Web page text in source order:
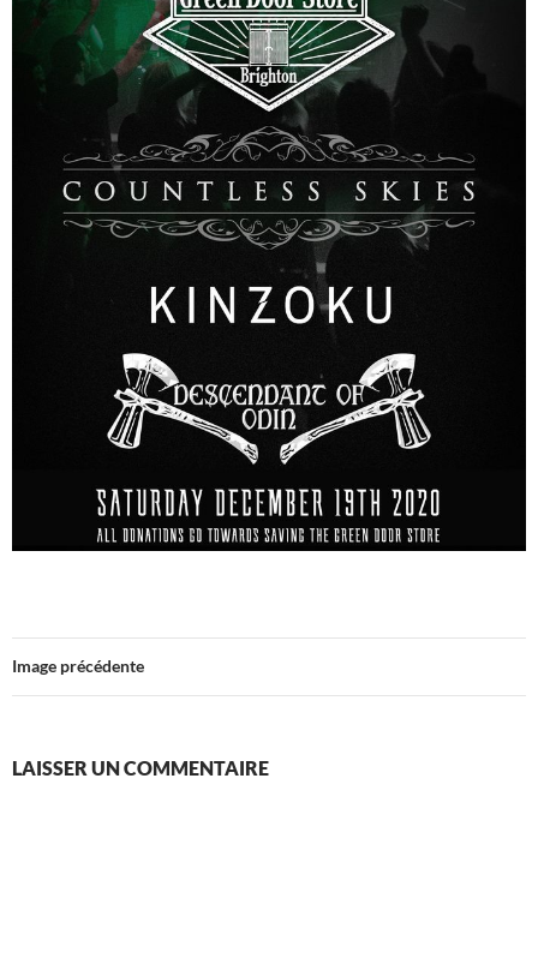
Image précédente
LAISSER UN COMMENTAIRE